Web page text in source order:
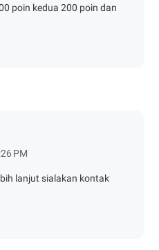
poin kedua 200 poin dan
PM
lanjut sialakan kontak